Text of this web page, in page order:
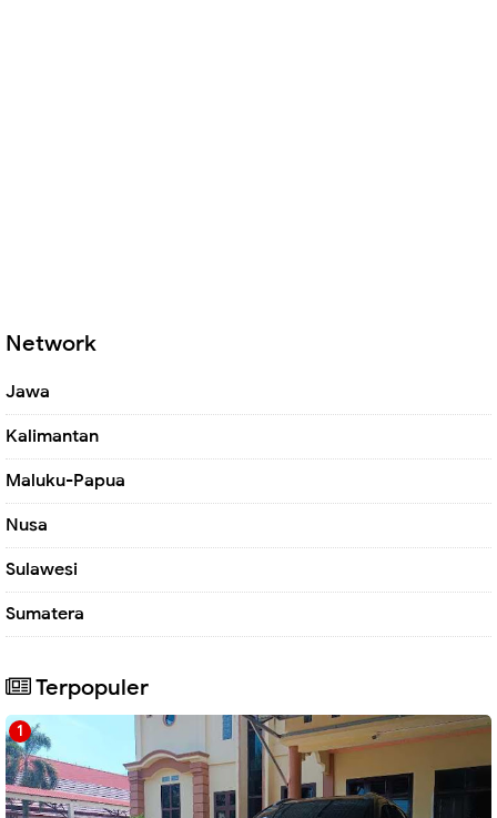
Network
Jawa
Kalimantan
Maluku-Papua
Nusa
Sulawesi
Sumatera
Terpopuler